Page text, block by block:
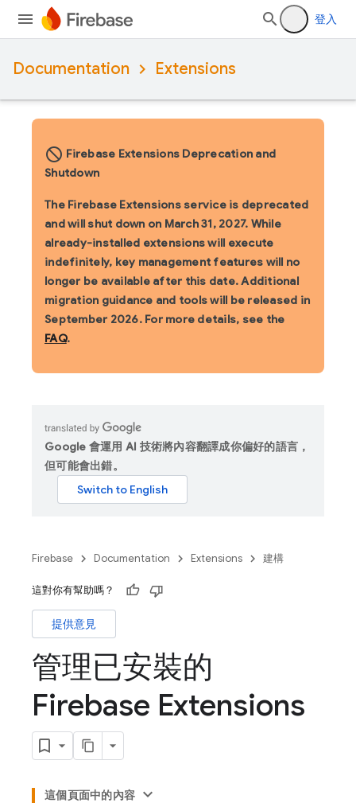
登入
Documentation Extensions
block_flipped Firebase Extensions Deprecation and
Shutdown
The Firebase Extensions service is deprecated
and will shut down on March 31, 2027. While
already-installed extensions will execute
indefinitely, key management features will no
longer be available after this date. Additional
migration guidance and tools will be released in
September 2026. For more details, see the
FAQ.
Google 會運用 AI 技術將內容翻譯成你偏好的語言，
但可能會出錯。
Firebase Documentation Extensions 建構
這對你有幫助嗎？
提供意見
管理已安裝的
Firebase Extensions
這個頁面中的內容